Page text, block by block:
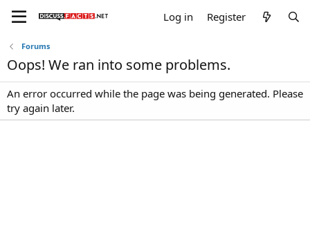
Log in Register
Forums
Oops! We ran into some problems.
An error occurred while the page was being generated. Please
try again later.